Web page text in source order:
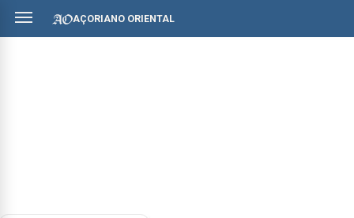
AÇORIANO ORIENTAL